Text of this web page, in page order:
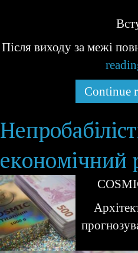
Після виходу за межі
Continue
економічний